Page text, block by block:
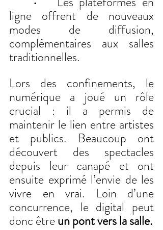
ligne offrent de nouveaux
modes de diffusion,
complémentaires aux salles
traditionnelles.
Lors des confinements, le
numérique a joué un rôle
crucial : il a permis de
maintenir le lien entre artistes
et publics. Beaucoup ont
découvert des spectacles
depuis leur canapé et ont
ensuite exprimé l’envie de les
vivre en vrai. Loin d’une
concurrence, le digital peut
donc être un pont vers la salle.